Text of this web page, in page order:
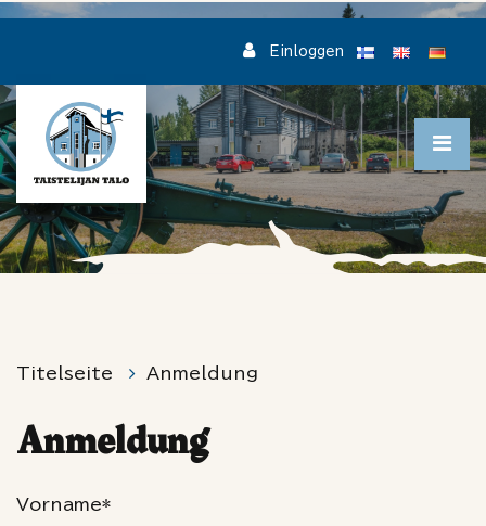
Zum Hauptinhalt springen
Einloggen
Titelseite Anmeldung
Anmeldung
Vorname*